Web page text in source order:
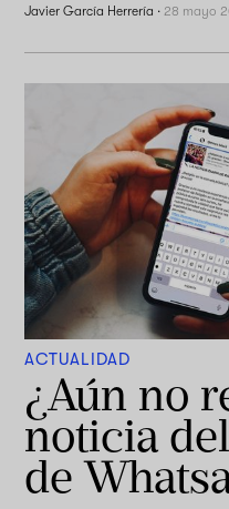
Javier García Herrería ·28 mayo
ACTUALIDAD
¿Aún no
noticia
de